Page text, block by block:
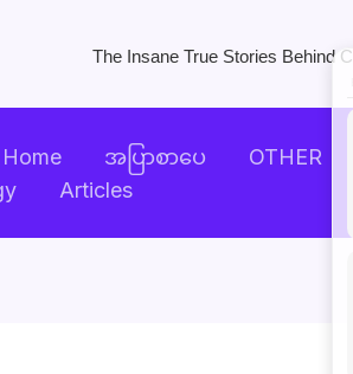
Home အပြာစာပေ OTHER
Articles